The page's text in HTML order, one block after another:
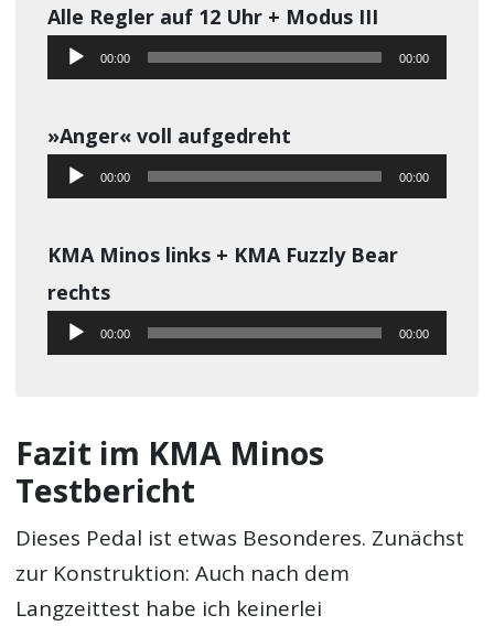
Alle Regler auf 12 Uhr + Modus III
Audio-00:00 00:00
»Anger« voll aufgedreht
Audio-00:00 00:00
KMA Minos links + KMA Fuzzly Bear
rechts
Audio-00:00 00:00
Fazit im KMA Minos
Testbericht
Dieses Pedal ist etwas Besonderes. Zunächst
zur Konstruktion: Auch nach dem
Langzeittest habe ich keinerlei